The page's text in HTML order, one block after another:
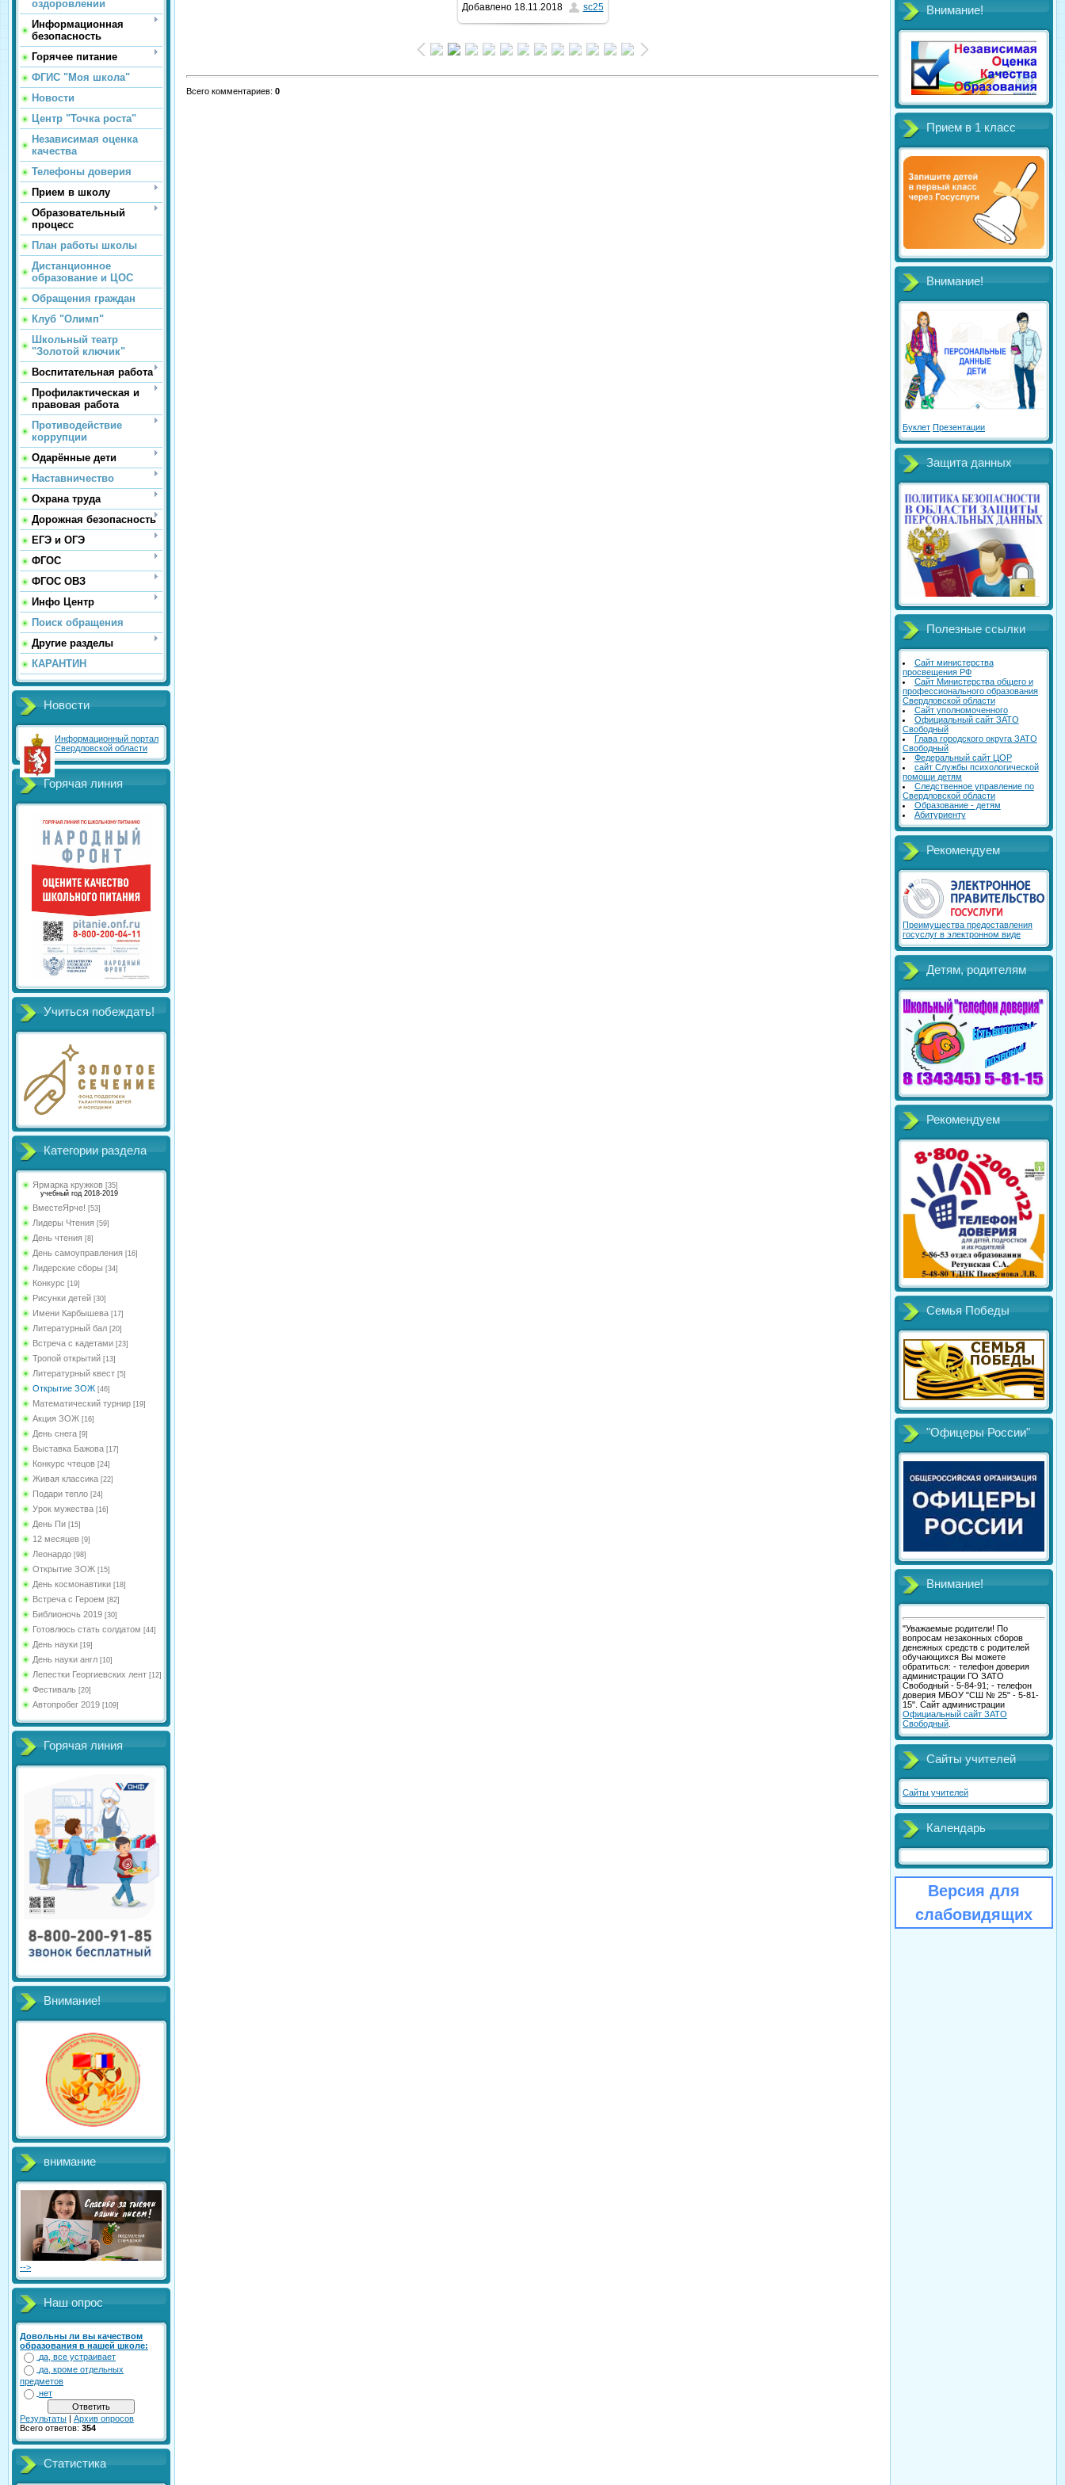
оздоровлении
Информационная
безопасность
Горячее питание
ФГИС "Моя школа"
Новости
Центр "Точка роста"
Независимая оценка
качества
Телефоны доверия
Прием в школу
Образовательный
процесс
План работы школы
Дистанционное
образование и ЦОС
Обращения граждан
Клуб "Олимп"
Школьный театр
"Золотой ключик"
Воспитательная работа
Профилактическая и
правовая работа
Противодействие
коррупции
Одарённые дети
Наставничество
Охрана труда
Дорожная безопасность
ЕГЭ и ОГЭ
ФГОС
ФГОС ОВЗ
Инфо Центр
Поиск обращения
Другие разделы
КАРАНТИН
Новости
Информационный портал
Свердловской области
Горячая линия
Учиться побеждать!
Категории раздела
Ярмарка кружков [35]
учебный год 2018-2019
ВместеЯрче! [53]
Лидеры Чтения [59]
День чтения [8]
День самоуправления [16]
Лидерские сборы [34]
Конкурс [19]
Рисунки детей [30]
Имени Карбышева [17]
Литературный бал [20]
Встреча с кадетами [23]
Тропой открытий [13]
Литературный квест [5]
Открытие ЗОЖ [46]
Математический турнир [19]
Акция ЗОЖ [16]
День снега [9]
Выставка Бажова [17]
Конкурс чтецов [24]
Живая классика [22]
Подари тепло [24]
Урок мужества [16]
День Пи [15]
12 месяцев [9]
Леонардо [98]
Открытие ЗОЖ [15]
День космонавтики [18]
Встреча с Героем [82]
Библионочь 2019 [30]
Готовлюсь стать солдатом [44]
День науки [19]
День науки англ [10]
Лепестки Георгиевских лент [12]
Фестиваль [20]
Автопробег 2019 [109]
Горячая линия
Внимание!
внимание
-->
Наш опрос
Довольны ли вы качеством
образования в нашей школе:
да, все устраивает
да, кроме отдельных
предметов
нет
Результаты | Архив опросов
Всего ответов: 354
Статистика
1024x681/ 125.4Kb
Добавлено18.11.2018 sc25
Всего комментариев: 0
Внимание!
Прием в 1 класс
Внимание!
Буклет Презентации
Защита данных
Полезные ссылки
Сайт министерства
просвещения РФ
Сайт Министерства общего и
профессионального образования
Свердловской области
Сайт уполномоченного
Официальный сайт ЗАТО
Свободный
Глава городского округа ЗАТО
Свободный
Федеральный сайт ЦОР
сайт Службы психологической
помощи детям
Следственное управление по
Свердловской области
Образование - детям
Абитуриенту
Рекомендуем
Преимущества предоставления
госуслуг в электронном виде
Детям, родителям
Рекомендуем
Семья Победы
"Офицеры России"
Внимание!
"Уважаемые родители! По
вопросам незаконных сборов
денежных средств с родителей
обучающихся Вы можете
обратиться: - телефон доверия
администрации ГО ЗАТО
Свободный - 5-84-91; - телефон
доверия МБОУ "СШ № 25" - 5-81-
15". Сайт администрации
Официальный сайт ЗАТО
Свободный
Сайты учителей
Сайты учителей
Календарь
Версия для
слабовидящих